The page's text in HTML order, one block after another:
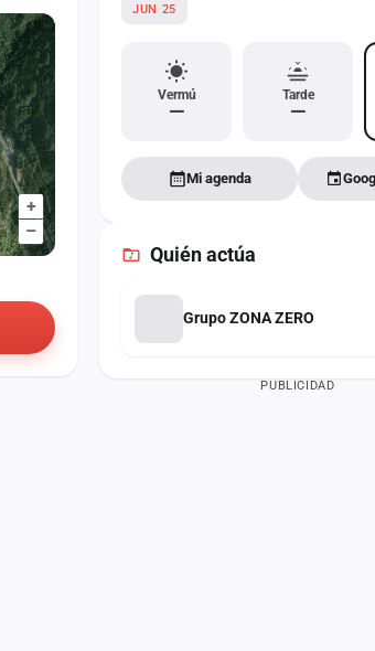
+
–
JUN 25
Vermú
—
Tarde
—
Mi agenda
Quién actúa
Grupo ZONA ZERO
PUBLICIDAD